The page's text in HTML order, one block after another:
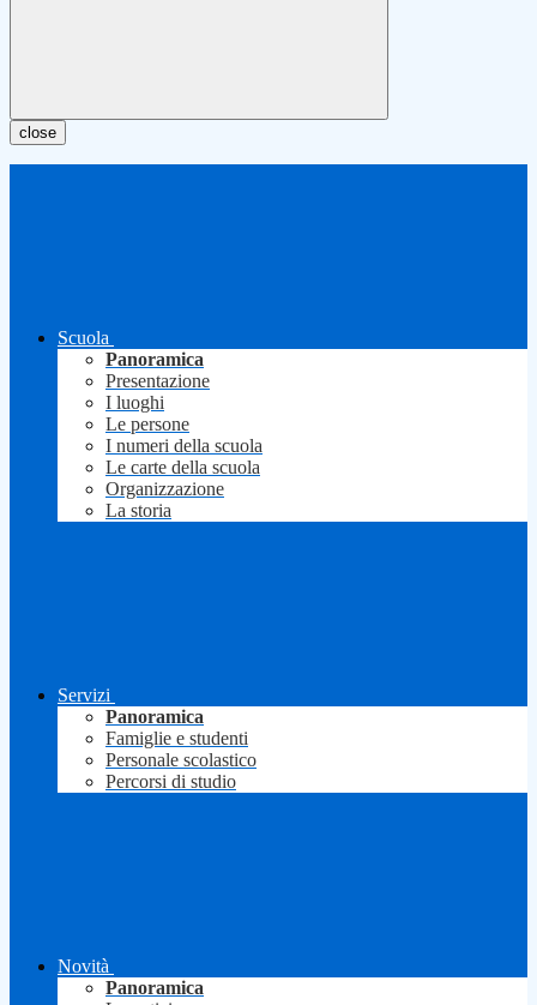
close
Scuola
Panoramica
Presentazione
I luoghi
Le persone
I numeri della scuola
Le carte della scuola
Organizzazione
La storia
Servizi
Panoramica
Famiglie e studenti
Personale scolastico
Percorsi di studio
Novità
Panoramica